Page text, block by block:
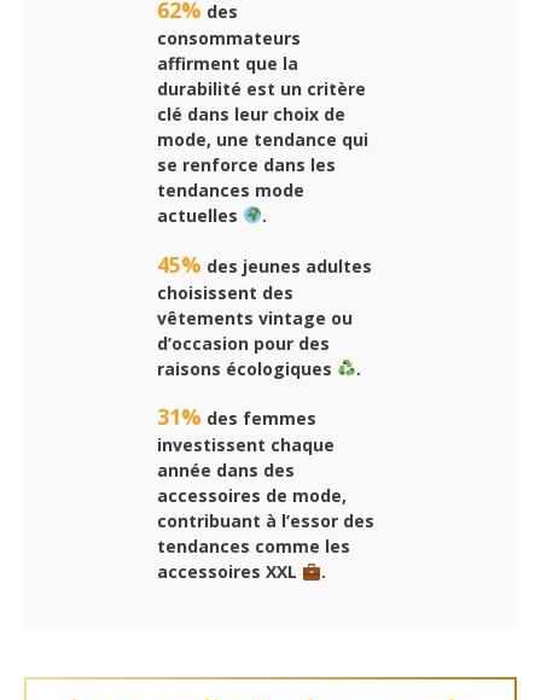
62% des
consommateurs
affirment que la
durabilité est un critère
clé dans leur choix de
mode, une tendance qui
se renforce dans les
tendances mode
actuelles
.
45% des jeunes adultes
choisissent des
vêtements vintage ou
d’occasion pour des
raisons écologiques
.
31% des femmes
investissent chaque
année dans des
accessoires de mode,
contribuant à l’essor des
tendances comme les
accessoires XXL
.